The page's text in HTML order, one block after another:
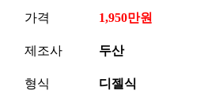
가격 1,950만원
제조사 두산
형식 디젤식